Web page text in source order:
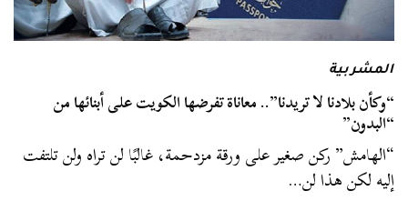
المشربية
“وكأن بلادنا لا تريدنا”.. معاناة تفرضها الكويت على أبنائها من
“البدون”
“الهامش” ركن صغير على ورقة مزدحمة، غالبًا لن تراه ولن تلتفت
إليه لكن هذا لن…